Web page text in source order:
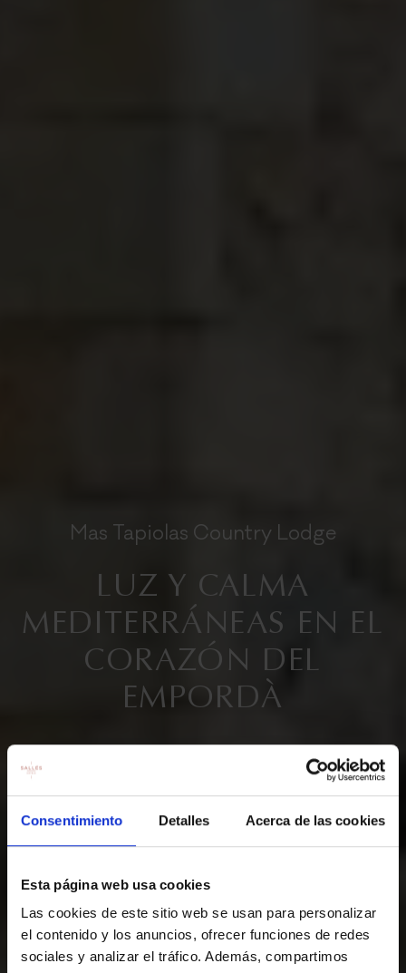
Consentimiento Detalles Acerca de las cookies
Esta página web usa cookies
Las cookies de este sitio web se usan para personalizar
el contenido y los anuncios, ofrecer funciones de redes
sociales y analizar el tráfico. Además, compartimos
Mas Tapiolas Country Lodge
LUZ Y CALMA
MEDITERRÁNEAS EN EL
CORAZÓN DEL
EMPORDÀ